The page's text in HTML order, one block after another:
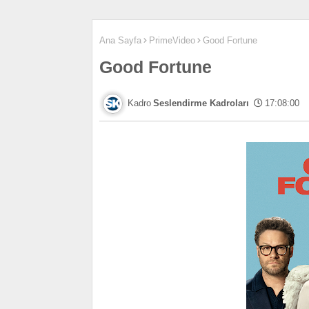
Ana Sayfa PrimeVideo Good Fortune
Good Fortune
Seslendirme Kadroları 17:08:00